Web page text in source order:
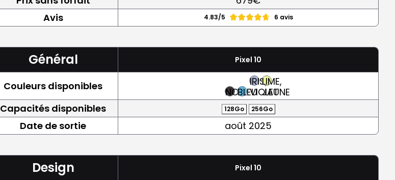
Avis 4.83/5 6 avis
Général Pixel 10
Couleurs disponibles NOIRBLEU
IRIS,
VIOLET
LIME,
JAUNE
Capacités disponibles 128Go 256Go
Date de sortie août 2025
Design Pixel 10